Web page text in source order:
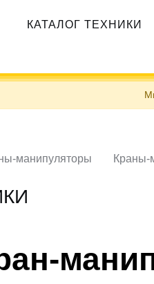
навигация
КАТАЛОГ ТЕХНИКИ
манипуляторы Краны-